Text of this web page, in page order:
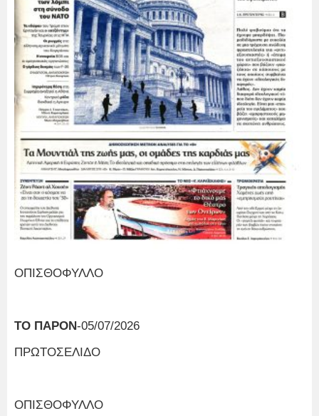
ΟΠΙΣΘΟΦΥΛΛΟ
ΤΟ ΠΑΡΟΝ-05/07/2026
ΠΡΩΤΟΣΕΛΙΔΟ
ΟΠΙΣΘΟΦΥΛΛΟ